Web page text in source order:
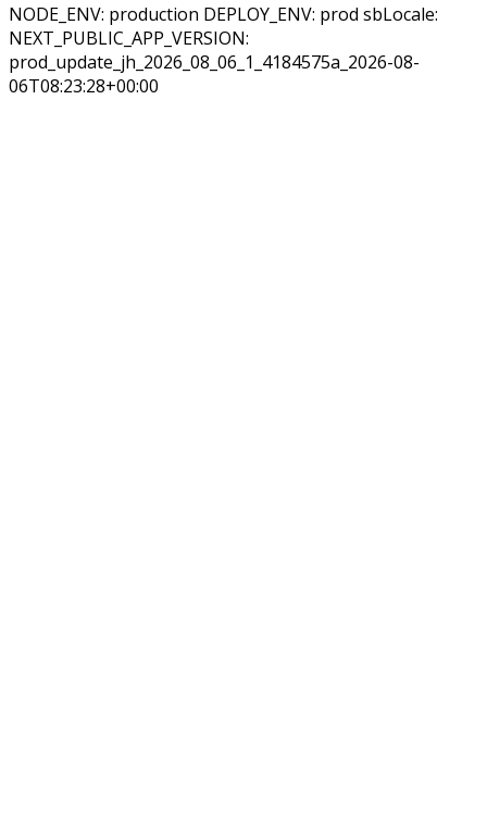
NODE_ENV: production DEPLOY_ENV: prod sbLocale:
NEXT_PUBLIC_APP_VERSION:
prod_update_jh_2026_08_06_1_4184575a_2026-08-
06T08:23:28+00:00